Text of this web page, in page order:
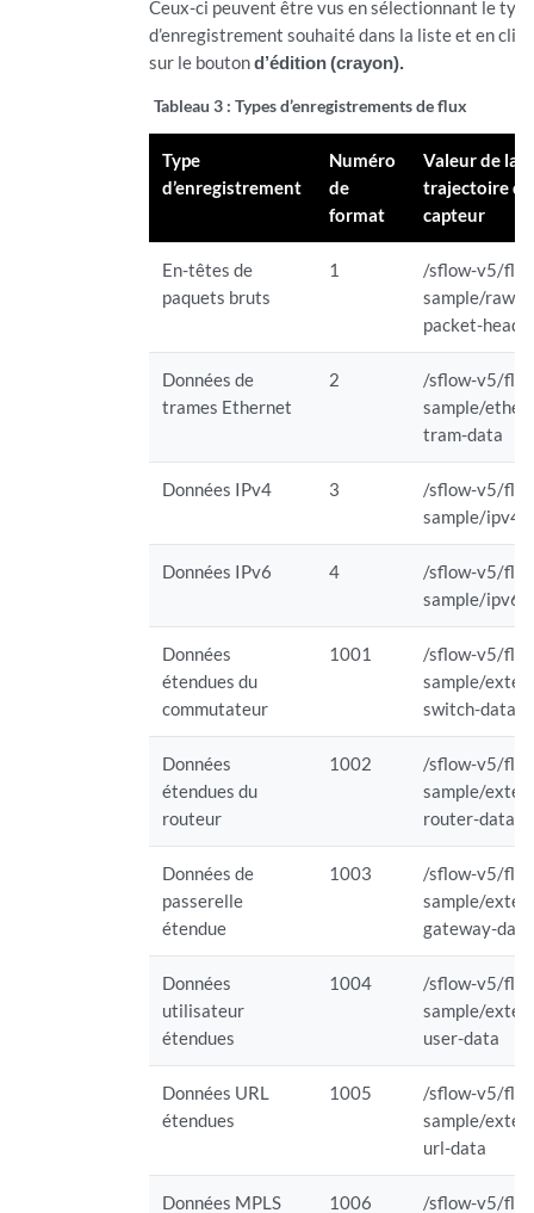
Ceux-ci peuvent être vus en sélectionnant le type
d’enregistrement souhaité dans la liste et en
sur le boutond’édition (crayon).
Tableau 3 : Types d’enregistrements de flux
Type
d’enregistrement
Numéro
de
format
Valeur de la
trajectoire du
capteur
En-têtes de
paquets bruts
1
/sflow-v5/
sample/raw-
packet-
Données de
trames Ethernet
2
/sflow-v5/
sample/
tram-data
Données IPv4 3
/sflow-v5/
sample/ipv4-
Données IPv6 4
/sflow-v5/
sample/ipv6-
Données
étendues du
commutateur
1001
/sflow-v5/
sample/
switch-data
Données
étendues du
routeur
1002
/sflow-v5/
sample/
router-data
Données de
passerelle
étendue
1003
/sflow-v5/
sample/
gateway-data
Données
utilisateur
étendues
1004
/sflow-v5/
sample/
user-data
Données URL
étendues
1005
/sflow-v5/
sample/
url-data
Données MPLS
1006
/sflow-v5/